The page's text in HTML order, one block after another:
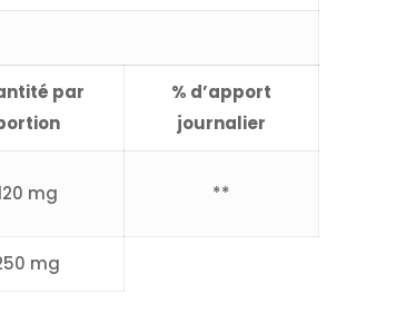
par
% d’apport
journalier
mg **
mg